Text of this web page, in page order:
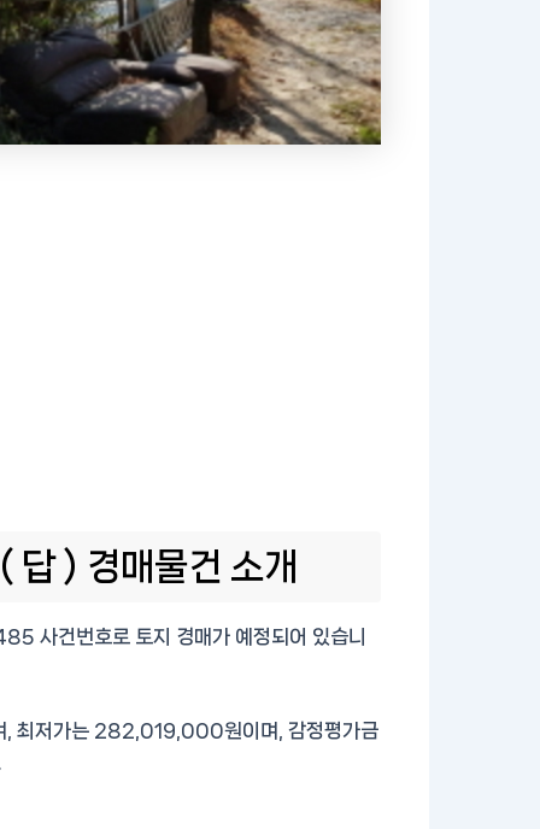
답 ) 경매물건 소개
사건번호로 토지 경매가 예정되어 있습니
, 최저가는 282,019,000원이며, 감정평가금